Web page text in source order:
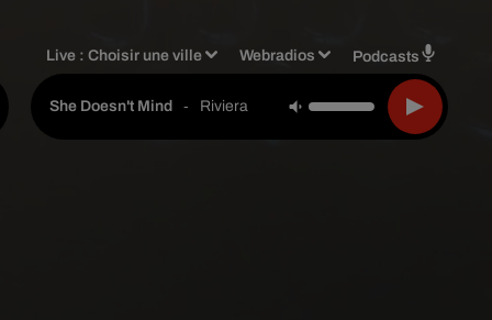
Live :Choisir une ville Webradios Podcasts
She Doesn't Mind - Riviera